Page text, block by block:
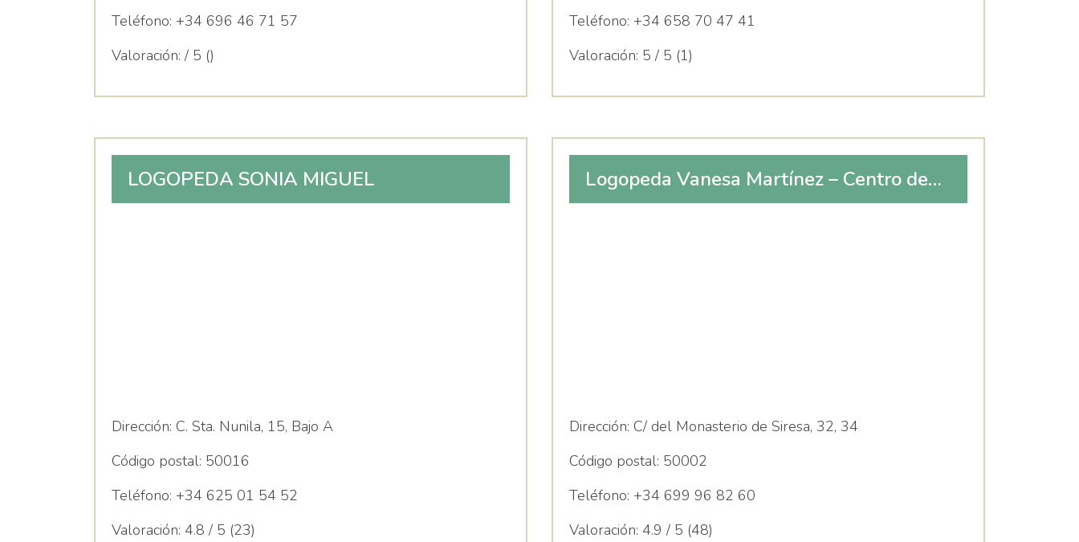
Teléfono: +34 696 46 71 57
Valoración: / 5 ()
Teléfono: +34 658 70 47 41
Valoración: 5 / 5 (1)
LOGOPEDA SONIA MIGUEL
Dirección: C. Sta. Nunila, 15, Bajo A
Código postal: 50016
Teléfono: +34 625 01 54 52
Valoración: 4.8 / 5 (23)
Logopeda Vanesa Martínez – Centro de
Dirección: C/ del Monasterio de Siresa, 32, 34
Código postal: 50002
Teléfono: +34 699 96 82 60
Valoración: 4.9 / 5 (48)